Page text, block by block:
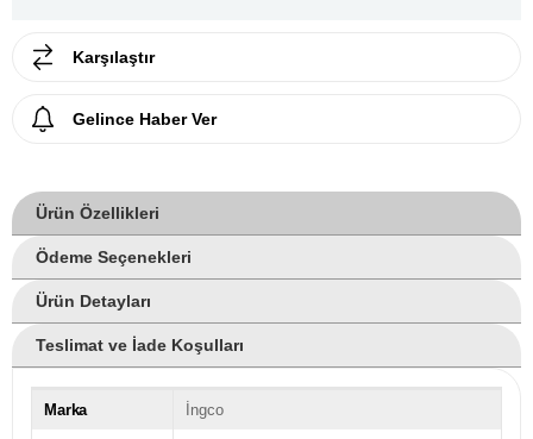
Karşılaştır
Gelince Haber Ver
Ürün Özellikleri
Ödeme Seçenekleri
Ürün Detayları
Teslimat ve İade Koşulları
Marka İngco